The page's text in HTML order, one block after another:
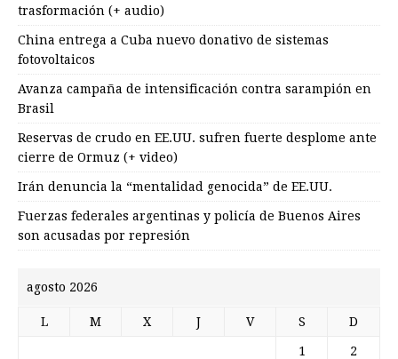
trasformación (+ audio)
China entrega a Cuba nuevo donativo de sistemas
fotovoltaicos
Avanza campaña de intensificación contra sarampión en
Brasil
Reservas de crudo en EE.UU. sufren fuerte desplome ante
cierre de Ormuz (+ video)
Irán denuncia la “mentalidad genocida” de EE.UU.
Fuerzas federales argentinas y policía de Buenos Aires
son acusadas por represión
agosto 2026
L M X J V S D
1 2